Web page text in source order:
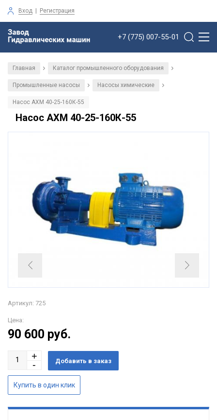
Вход | Регистрация
+7 (775) 007-55-01
Главная / Каталог промышленного оборудования /
Промышленные насосы / Насосы химические /
Насос АХМ 40-25-160К-55
Насос АХМ 40-25-160К-55
Артикул: 725
Цена:
90 600 руб.